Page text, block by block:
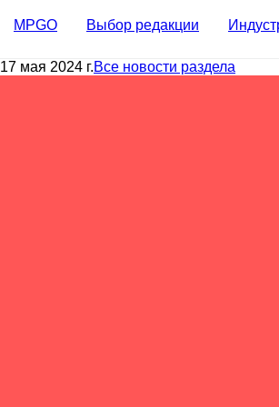
MPGO Выбор редакции
17 мая 2024 г.Все новости раздела